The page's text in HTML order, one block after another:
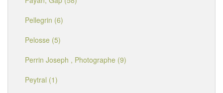
Pellegrin (6)
Pelosse (5)
Perrin Joseph , Photographe (9)
Peytral (1)